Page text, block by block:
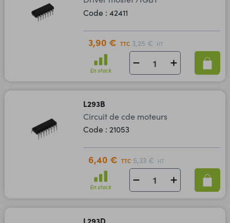
Code : 42411
3,90 € TTC 3,25 € HT
En stock
L293B
Circuit de cde moteurs
Code : 21053
6,40 € TTC 5,33 € HT
En stock
L293D